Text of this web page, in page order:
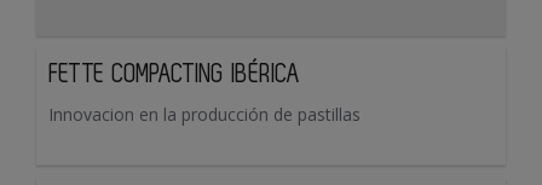
FETTE COMPACTING IBÉRICA
Innovacion en la producción de pastillas